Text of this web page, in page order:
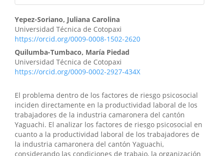
Yepez-Soriano, Juliana Carolina
Universidad Técnica de Cotopaxi
https://orcid.org/0009-0008-1502-2620
Quilumba-Tumbaco, María Piedad
Universidad Técnica de Cotopaxi
https://orcid.org/0009-0002-2927-434X
El problema dentro de los factores de riesgo psicosocial
inciden directamente en la productividad laboral de los
trabajadores de la industria camaronera del cantón
Yaguachi. El analizar los factores de riesgo psicosocial en
cuanto a la productividad laboral de los trabajadores de
la industria camaronera del cantón Yaguachi,
considerando las condiciones de trabajo, la organización